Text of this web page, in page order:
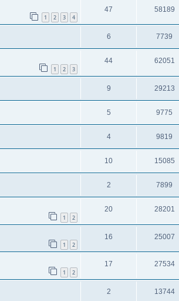
1 2 3 4
47 58189
6 7739
1 2 3
44 62051
9 29213
5 9775
4 9819
10 15085
2 7899
1 2
20 28201
1 2
16 25007
1 2
17 27534
2 13744